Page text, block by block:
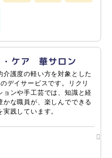
・ケア 華サロン
介護度の軽い方を対象とした
デイサービスです。リクリ
ョンや手工芸では、知識と経
かな職員が、楽しんでできる
実践しています。